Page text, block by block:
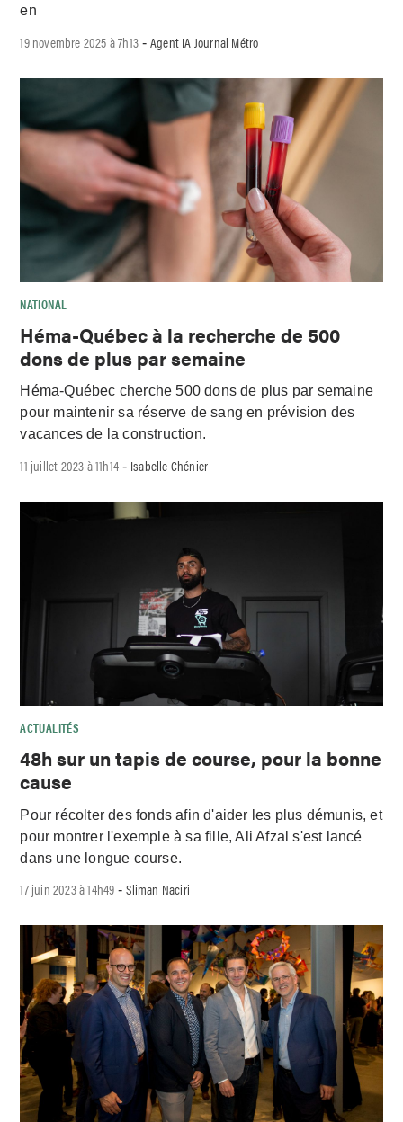
en
19 novembre 2025 à 7h13 -Agent IA Journal Métro
NATIONAL
Héma-Québec à la recherche de 500
dons de plus par semaine
Héma-Québec cherche 500 dons de plus par semaine
pour maintenir sa réserve de sang en prévision des
vacances de la construction.
11 juillet 2023 à 11h14 - Isabelle Chénier
ACTUALITÉS
48h sur un tapis de course, pour la bonne
cause
Pour récolter des fonds afin d'aider les plus démunis, et
pour montrer l'exemple à sa fille, Ali Afzal s'est lancé
dans une longue course.
17 juin 2023 à 14h49 -Sliman Naciri